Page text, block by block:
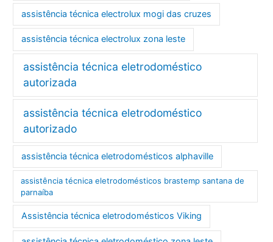
assistência técnica electrolux mogi das cruzes
assistência técnica electrolux zona leste
assistência técnica eletrodoméstico
autorizada
assistência técnica eletrodoméstico
autorizado
assistência técnica eletrodomésticos alphaville
assistência técnica eletrodomésticos brastemp santana de
parnaíba
Assistência técnica eletrodomésticos Viking